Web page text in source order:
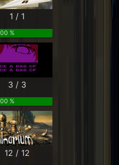
1 / 1
%
3 / 3
%
12 / 12